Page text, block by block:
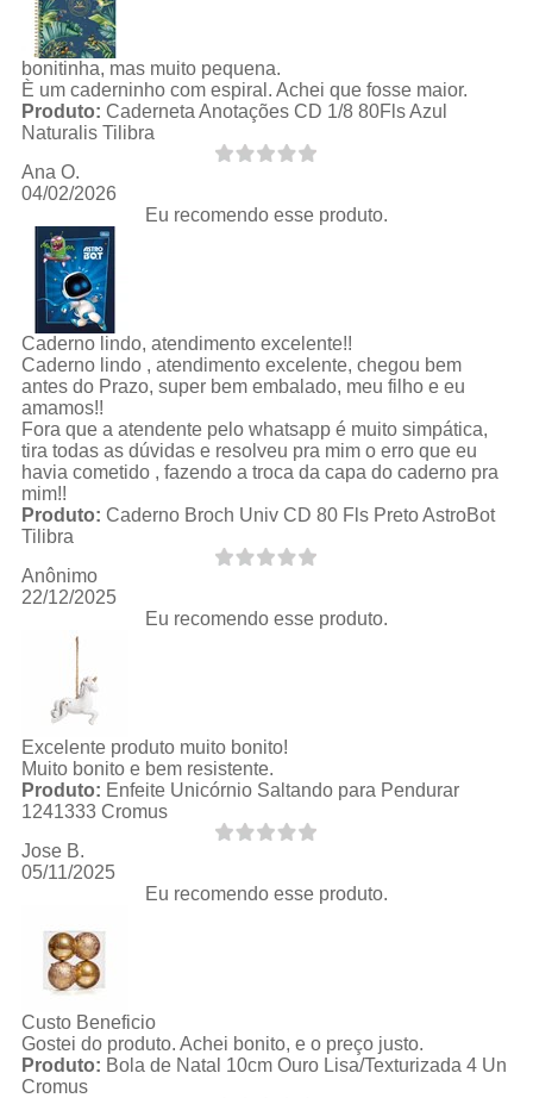
bonitinha, mas muito pequena.
È um caderninho com espiral. Achei que fosse maior.
Produto: Caderneta Anotações CD 1/8 80Fls Azul
Naturalis Tilibra
Ana O.
04/02/2026
Eu recomendo esse produto.
Caderno lindo, atendimento excelente!!
Caderno lindo , atendimento excelente, chegou bem
antes do Prazo, super bem embalado, meu filho e eu
amamos!!
Fora que a atendente pelo whatsapp é muito simpática,
tira todas as dúvidas e resolveu pra mim o erro que eu
havia cometido , fazendo a troca da capa do caderno pra
mim!!
Produto: Caderno Broch Univ CD 80 Fls Preto AstroBot
Tilibra
Anônimo
22/12/2025
Eu recomendo esse produto.
Excelente produto muito bonito!
Muito bonito e bem resistente.
Produto: Enfeite Unicórnio Saltando para Pendurar
1241333 Cromus
Jose B.
05/11/2025
Eu recomendo esse produto.
Custo Beneficio
Gostei do produto. Achei bonito, e o preço justo.
Produto: Bola de Natal 10cm Ouro Lisa/Texturizada 4 Un
Cromus